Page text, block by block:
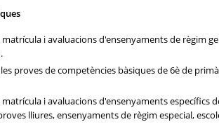
i avaluacions d'ensenyaments de règim
proves de competències bàsiques de 6è de
i avaluacions d'ensenyaments específics
lliures, ensenyaments de règim especial,